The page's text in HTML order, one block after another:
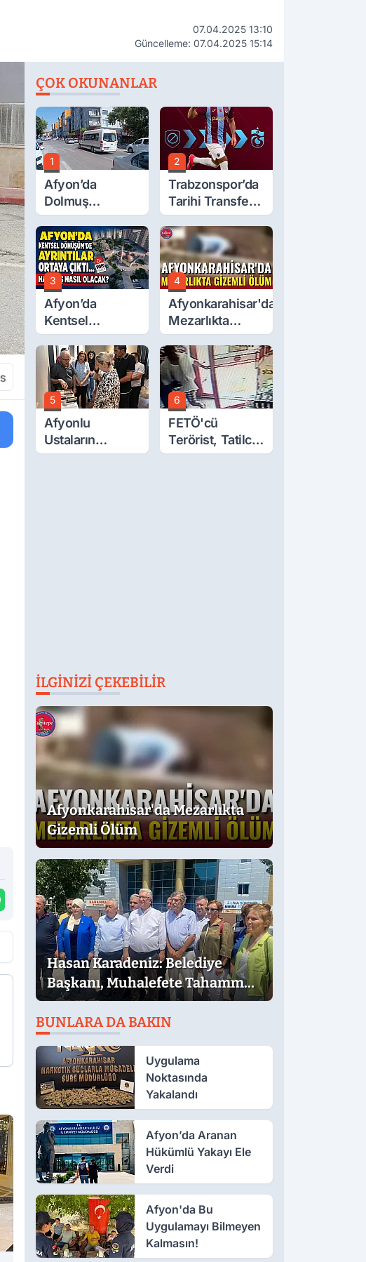
07.04.2025 13:10
Güncelleme: 07.04.2025 15:14
ÇOK OKUNANLAR
1
Afyon’da
Dolmuş
Ücretlerine
Yüzde 40 Zam
Talebi
2
Trabzonspor’da
Tarihi Transfer!
Mohamed Salah
Geliyor
3
Afyon’da
Kentsel
Dönüşüm’de
Ayrıntılar Ortaya
Çıktı… Hakediş
Nasıl Olacak?
4
Afyonkarahisar'da
Mezarlıkta
Gizemli Ölüm
5
Afyonlu
Ustaların
Eserleri
6
FETÖ'cü
Terörist, Tatilci
Gibi Kaçmış
İLGINIZI ÇEKEBILIR
Afyonkarahisar'da Mezarlıkta
Gizemli Ölüm
Hasan Karadeniz: Belediye
Başkanı, Muhalefete Tahammül
Edemiyor
BUNLARA DA BAKIN
Uygulama
Noktasında
Yakalandı
Afyon’da Aranan
Hükümlü Yakayı Ele
Verdi
Afyon'da Bu
Uygulamayı Bilmeyen
Kalmasın!